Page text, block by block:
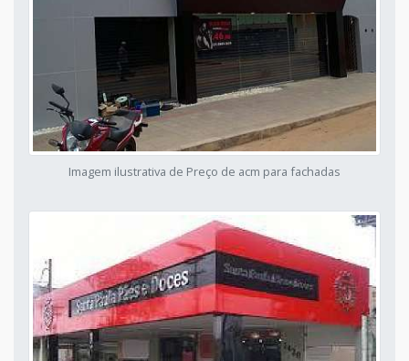
Imagem ilustrativa de Preço de acm para fachadas